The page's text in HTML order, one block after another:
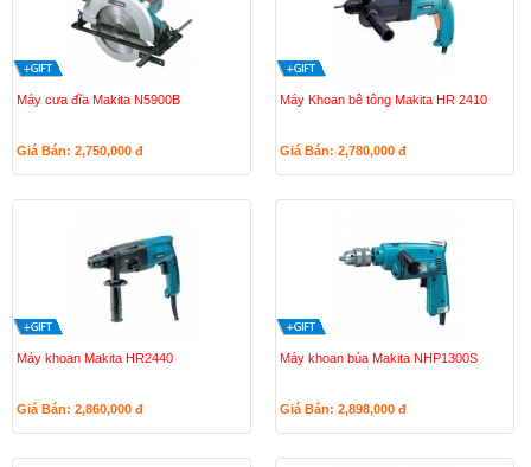
Máy cưa đĩa Makita N5900B
Giá Bán: 2,750,000 đ
Máy Khoan bê tông Makita HR 2410
Giá Bán: 2,780,000 đ
Máy khoan Makita HR2440
Giá Bán: 2,860,000 đ
Máy khoan búa Makita NHP1300S
Giá Bán: 2,898,000 đ